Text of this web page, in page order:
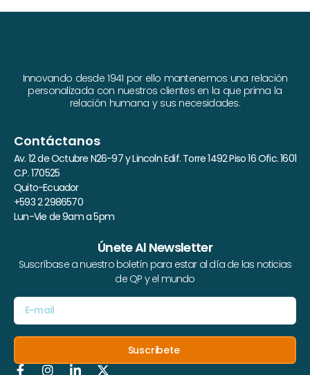
Innovando desde 1941 por ello mantenemos una relación
personalizada con nuestros clientes en la que prima la
relación humana y sus necesidades.
Contáctanos
Av. 12 de Octubre N26-97 y Lincoln Edif. Torre 1492 Piso 16 Ofic. 1601
C.P. 170525
Quito-Ecuador
+593 2 2986570
Lun-Vie de 9am a 5pm
Únete Al Newsletter
Suscríbase a nuestro boletín para estar al día de las noticias
de QP y el mundo
Suscribete